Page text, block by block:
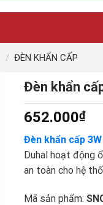
/ ĐÈN KHẨN CẤP
Đèn khẩn
652.000₫
Đèn khẩn cấp
Duhal hoạt động
an toàn cho hệ
Mã sản phẩm: